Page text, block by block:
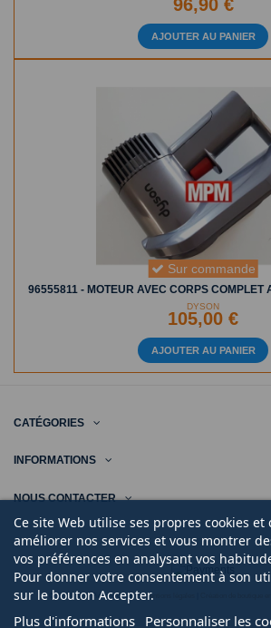
96,90 €
AJOUTER AU PANIER
Sur commande
96555811 - MOTEUR AVEC CORPS COMPLET
DYSON
105,00 €
AJOUTER AU PANIER
CATÉGORIES
INFORMATIONS
NOUS CONTACTER
Ce site Web utilise ses propres cookies
améliorer nos services et vous montrer
vos préférences en analysant vos
Pour donner votre consentement à son
sur le bouton Accepter.
Plus d'informations Personnaliser les
© 2020 | Midi Pièce Ménager |Mentions légales